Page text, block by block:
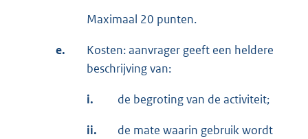
Maximaal 20 punten.
e.
Kosten: aanvrager geeft een heldere
beschrijving van:
i. de begroting van de activiteit;
ii.
de mate waarin gebruik wordt